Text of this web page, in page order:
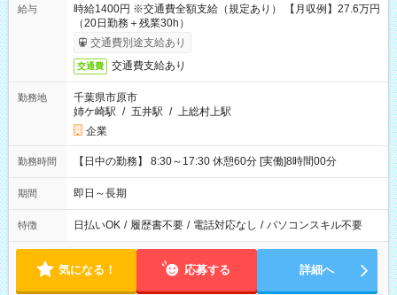
給与
時給1400円 ※交通費全額支給（規定あり） 【月収例】27.6万円
（20日勤務＋残業30h）
交通費別途支給あり
交通費 交通費支給あり
勤務地
千葉県市原市
姉ケ崎駅 / 五井駅 / 上総村上駅
企業
勤務時間 【日中の勤務】 8:30～17:30 休憩60分 [実働]8時間00分
期間 即日～長期
特徴 日払いOK / 履歴書不要 / 電話対応なし / パソコンスキル不要
気になる！ 応募する 詳細へ